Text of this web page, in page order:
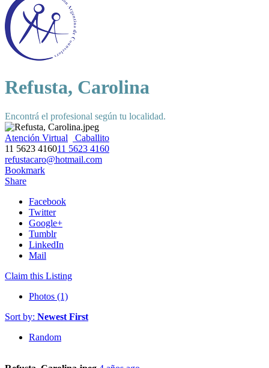
Refusta, Carolina
Encontrá el profesional según tu localidad.
Atención Virtual
Caballito
11 5623 416011 5623 4160
refustacaro@hotmail.com
Bookmark
Share
Facebook
Twitter
Google+
Tumblr
LinkedIn
Mail
Claim this Listing
Photos (1)
Sort by: Newest First
Random